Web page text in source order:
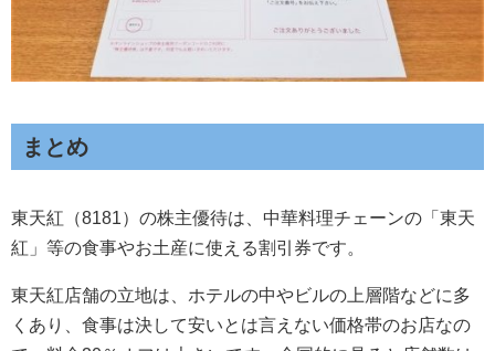
まとめ
東天紅（8181）の株主優待は、中華料理チェーンの「東天
紅」等の食事やお土産に使える割引券です。
東天紅店舗の立地は、ホテルの中やビルの上層階などに多
くあり、食事は決して安いとは言えない価格帯のお店なの